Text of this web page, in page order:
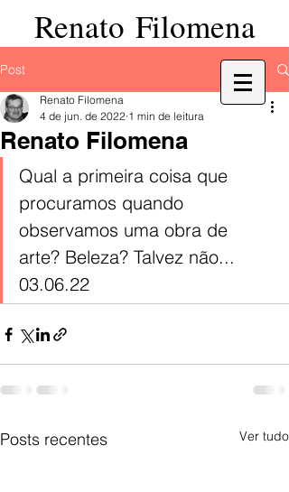
Renato Filomena
Post
Renato Filomena
Renato Filomena
4 de jun. de 2022 1 min de leitura
Qual a primeira coisa que
procuramos quando
observamos uma obra de
arte? Beleza? Talvez não...
03.06.22
Posts recentes Ver tudo